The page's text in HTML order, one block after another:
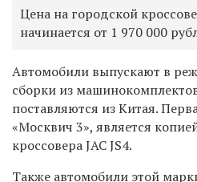
Цена на городской
начинается от 1 970 000
Автомобили выпускают в
сборки из
поставляются из Китая.
«Москвич 3», является
кроссовера JAC JS4.
Также автомобили этой